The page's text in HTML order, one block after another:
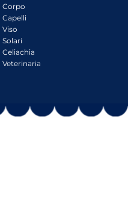
Corpo
Capelli
Viso
Solari
Celiachia
Veterinaria